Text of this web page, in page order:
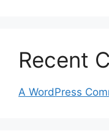
Recent
A WordPress